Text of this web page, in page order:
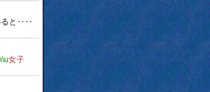
ると‥‥
\u女子